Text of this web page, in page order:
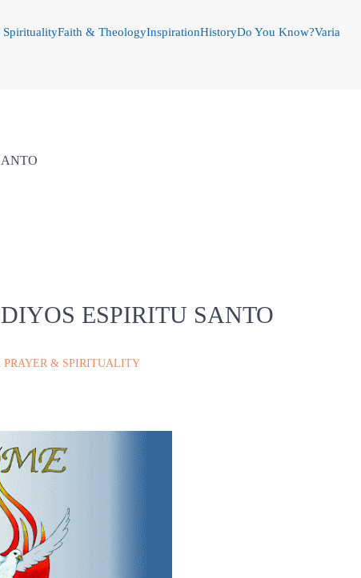
SpiritualityFaith & TheologyInspirationHistoryDo You Know?Varia
ESPIRITU SANTO
PRAYER & SPIRITUALITY